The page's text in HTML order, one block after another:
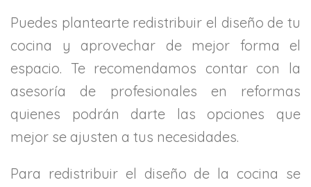
Puedes plantearte redistribuir el diseño de tu
cocina y aprovechar de mejor forma el
espacio. Te recomendamos contar con la
asesoría de profesionales en reformas
quienes podrán darte las opciones que
mejor se ajusten a tus necesidades.
Para redistribuir el diseño de la cocina se